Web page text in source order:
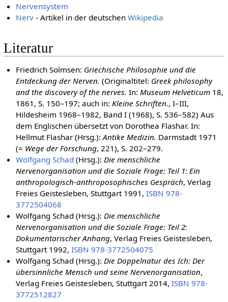
Nervensystem
Nerv - Artikel in der deutschenWikipedia
Literatur
Friedrich Solmsen: Griechische Philosophie und die
Entdeckung der Nerven. (Originaltitel: Greek philosophy
and the discovery of the nerves. In: Museum Helveticum 18,
1861, S. 150–197; auch in: Kleine Schriften., I–III,
Hildesheim 1968–1982, Band I (1968), S. 536–582) Aus
dem Englischen übersetzt von Dorothea Flashar. In:
Hellmut Flashar (Hrsg.):Antike Medizin. Darmstadt 1971
(= Wege der Forschung, 221), S. 202–279.
Wolfgang Schad (Hrsg.): Die menschliche
Nervenorganisation und die Soziale Frage: Teil 1: Ein
anthropologisch-anthroposophisches Gespräch, Verlag
Freies Geistesleben, Stuttgart 1991,ISBN 978-
3772504068
Wolfgang Schad (Hrsg.): Die menschliche
Nervenorganisation und die Soziale Frage: Teil 2:
Dokumentarischer Anhang, Verlag Freies Geistesleben,
Stuttgart 1992,ISBN 978-3772504075
Wolfgang Schad (Hrsg.): Die Doppelnatur des Ich: Der
übersinnliche Mensch und seine Nervenorganisation,
Verlag Freies Geistesleben, Stuttgart 2014,ISBN 978-
3772512827